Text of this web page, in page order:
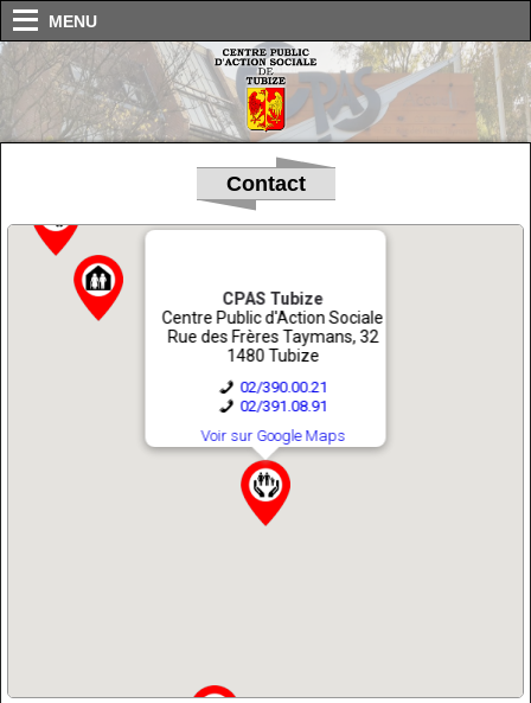
MENU
Contact
CPAS Tubize
Centre Public d'Action Sociale
Rue des Frères Taymans, 32
1480 Tubize
02/390.00.21
02/391.08.91
Voir sur Google Maps